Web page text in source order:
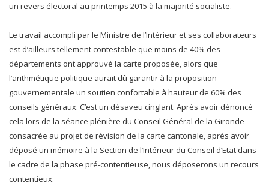
un revers électoral au printemps 2015 à la majorité socialiste.
Le travail accompli par le Ministre de l’Intérieur et ses collaborateurs
est d’ailleurs tellement contestable que moins de 40% des
départements ont approuvé la carte proposée, alors que
l’arithmétique politique aurait dû garantir à la proposition
gouvernementale un soutien confortable à hauteur de 60% des
conseils généraux. C’est un désaveu cinglant. Après avoir dénoncé
cela lors de la séance plénière du Conseil Général de la Gironde
consacrée au projet de révision de la carte cantonale, après avoir
déposé un mémoire à la Section de l’Intérieur du Conseil d’Etat dans
le cadre de la phase pré-contentieuse, nous déposerons un recours
contentieux.